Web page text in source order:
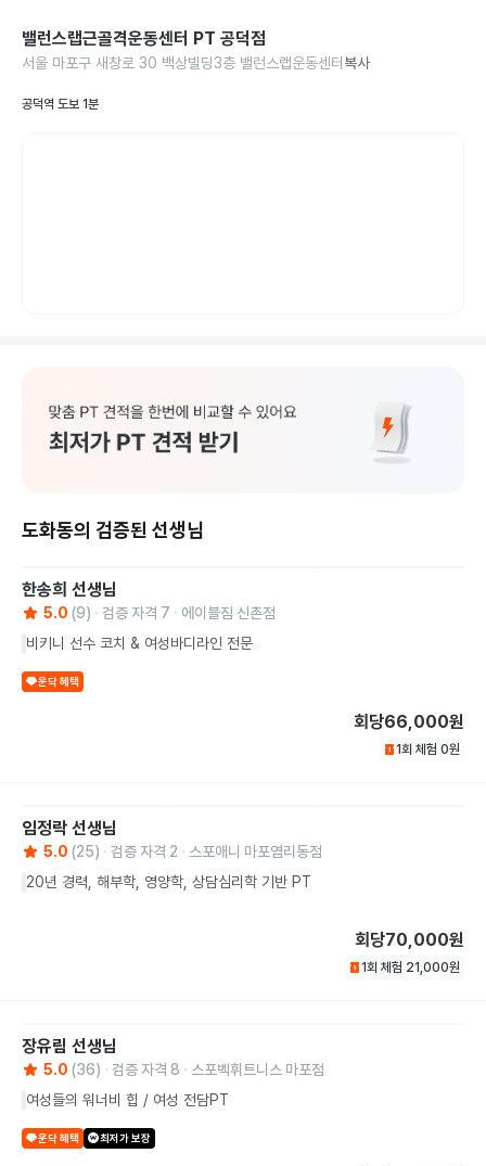
밸런스랩근골격운동센터 PT 공덕점
서울 마포구 새창로 30 백상빌딩3층 밸런스랩운동센터 복사
공덕역 도보 1분
도화동의 검증된 선생님
한송희 선생님
5.0 (9) 검증 자격 7
에이블짐 신촌점
비키니 선수 코치 & 여성바디라인 전문
운닥 혜택
회당66,000원
1회 체험 0원
임정락 선생님
5.0 (25) 검증 자격 2
스포애니 마포염리동점
20년 경력, 해부학, 영양학, 상담심리학 기반 PT
회당70,000원
1회 체험 21,000원
장유림 선생님
5.0 (36) 검증 자격 8
스포벡휘트니스 마포점
여성들의 워너비 힙 / 여성 전담PT
운닥 혜택 최저가 보장